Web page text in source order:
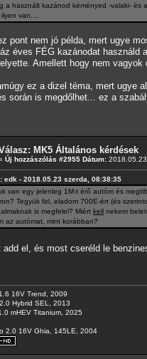
a használt kazánod kéményed -valaki-
van....
pont nem jó példa, mert ugye
éves FÉG kazánodat használd
Amellett hogy nem
ez a dizel téma, mert ugye
során is megdőlhet... ez a
MK5 Általános kérdések
Új hozzászólás #2955 Dátum:
edk - 2018.05.23 szerda, 08:38:35
van egy jelenleg 1M-t érő autóm és
Tegyük fel, eladom 700E-ért (és
is megfelel? Miért kell nekem
az autómat, mint korábban?
add el, és most cseréld le
16V Trend, 2009
Hybrid SEL, 2013
mHEV Titanium, 2025
2.0 16V Ghia, 145LE, 2004